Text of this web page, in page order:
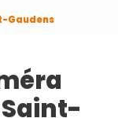
Gaudens